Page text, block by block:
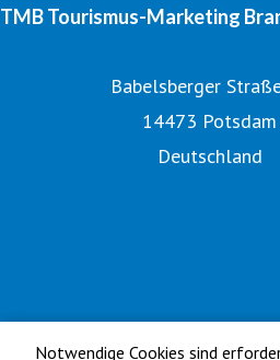
Notwendige Cookies sind
TMB Tourismus-Marketing
Babelsberger
14473 Potsdam
Deutschland